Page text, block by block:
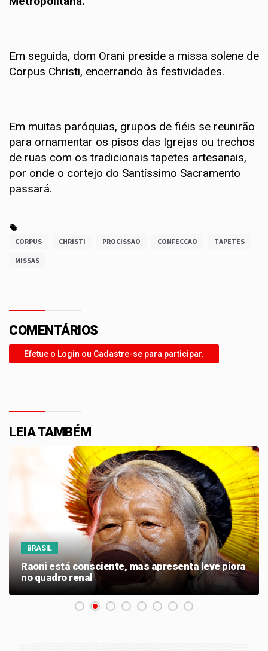
Em seguida, dom Orani preside a missa solene de
Corpus Christi, encerrando às festividades.
Em muitas paróquias, grupos de fiéis se reunirão
para ornamentar os pisos das Igrejas ou trechos
de ruas com os tradicionais tapetes artesanais,
por onde o cortejo do Santíssimo Sacramento
passará.
CORPUS CHRISTI PROCISSAO CONFECCAO TAPETES
MISSAS
COMENTÁRIOS
Efetue o Login ou Cadastre-se para participar.
LEIA TAMBÉM
BRASIL
Raoni está consciente, mas apresenta leve piora
no quadro renal